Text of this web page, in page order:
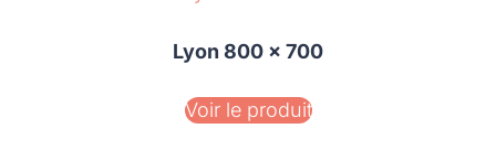
Lyon 800 x 700
Voir le produit